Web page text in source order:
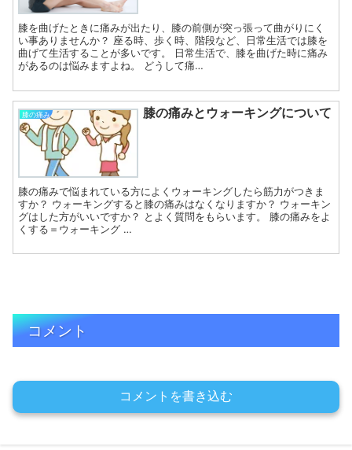
膝を曲げたときに痛みが出たり、膝の前側が突っ張って曲がりにく
い事ありませんか？ 座る時、歩く時、階段など、日常生活では膝を
曲げて生活することが多いです。 日常生活で、膝を曲げた時に痛み
があるのは悩みますよね。 どうして痛…
膝の痛み 膝の痛みとウォーキングについて
膝の痛みで悩まれている方によくウォーキングしたら筋力がつきま
すか？ ウォーキングすると膝の痛みはなくなりますか？ ウォーキン
グはした方がいいですか？ とよく質問をもらいます。 膝の痛みをよ
くする＝ウォーキング …
コメント
コメントを書き込む